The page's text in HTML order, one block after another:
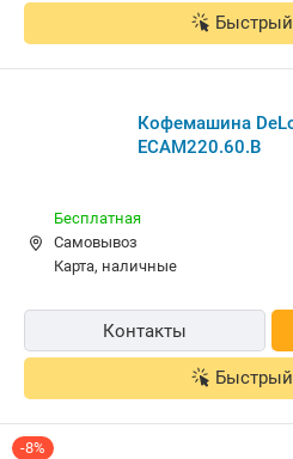
Кофемашина
ECAM220.60.B
Бесплатная
Самовывоз
карта, наличные
Контакты
-8%